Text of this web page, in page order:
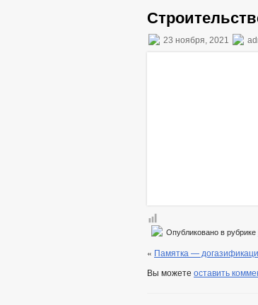
23 ноября, 2021
Опубликовано в рубрике
« Памятка —
Вы можете оставить